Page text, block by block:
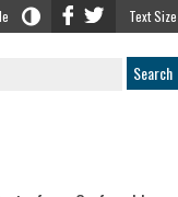
Text Size